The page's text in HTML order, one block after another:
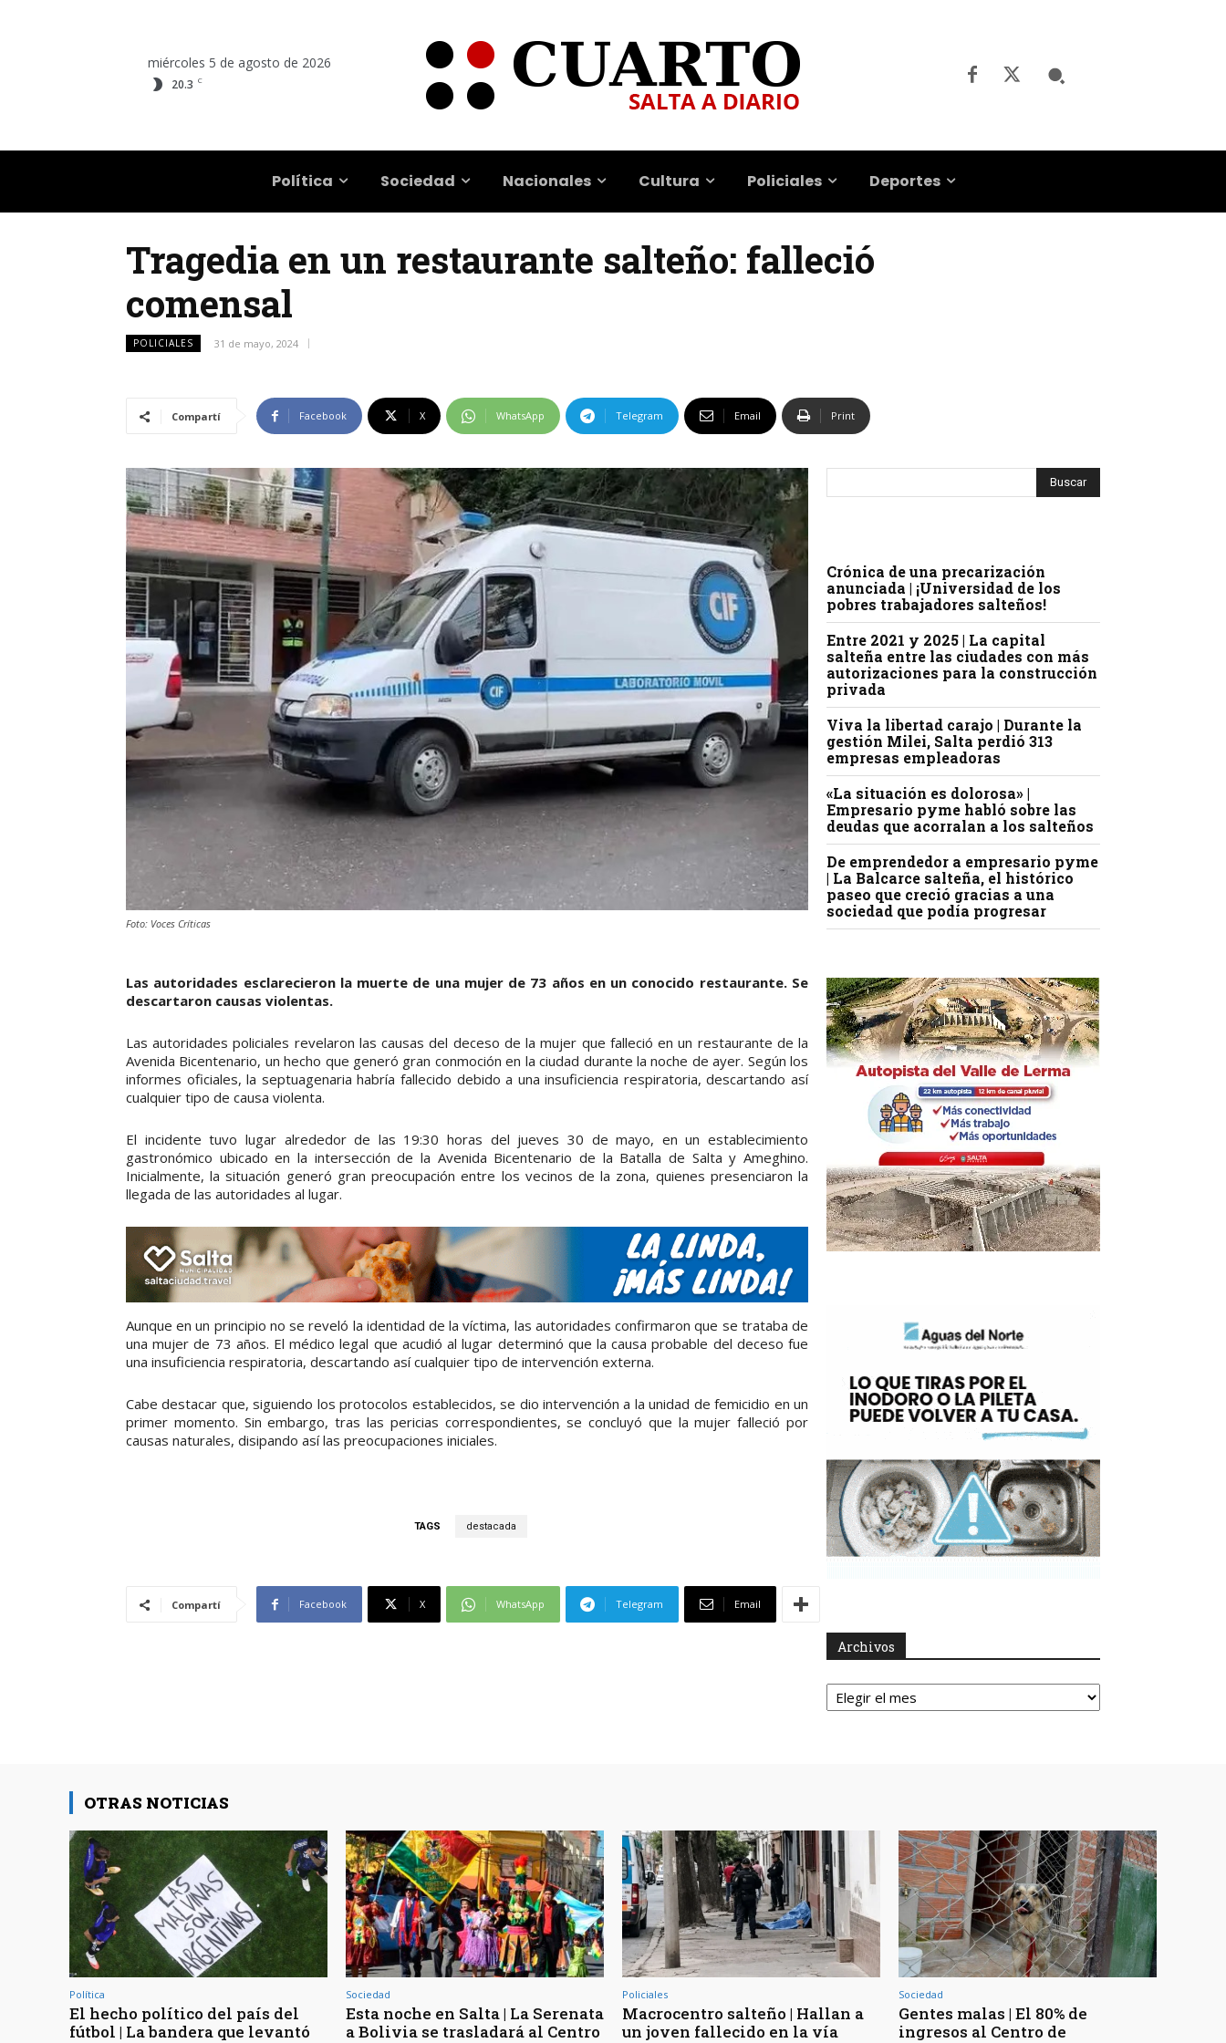
miércoles 5 de agosto de 2026
20.3 C
Política Sociedad Nacionales Cultura Policiales Deportes
Tragedia en un restaurante salteño: falleció
comensal
POLICIALES 31 de mayo, 2024
Compartí Facebook X WhatsApp Telegram Email Print
Foto: Voces Críticas
Las autoridades esclarecieron la muerte de una mujer de 73 años en un conocido restaurante. Se
descartaron causas violentas.
Las autoridades policiales revelaron las causas del deceso de la mujer que falleció en un restaurante de la
Avenida Bicentenario, un hecho que generó gran conmoción en la ciudad durante la noche de ayer. Según los
informes oficiales, la septuagenaria habría fallecido debido a una insuficiencia respiratoria, descartando así
cualquier tipo de causa violenta.
El incidente tuvo lugar alrededor de las 19:30 horas del jueves 30 de mayo, en un establecimiento
gastronómico ubicado en la intersección de la Avenida Bicentenario de la Batalla de Salta y Ameghino.
Inicialmente, la situación generó gran preocupación entre los vecinos de la zona, quienes presenciaron la
llegada de las autoridades al lugar.
Aunque en un principio no se reveló la identidad de la víctima, las autoridades confirmaron que se trataba de
una mujer de 73 años. El médico legal que acudió al lugar determinó que la causa probable del deceso fue
una insuficiencia respiratoria, descartando así cualquier tipo de intervención externa.
Cabe destacar que, siguiendo los protocolos establecidos, se dio intervención a la unidad de femicidio en un
primer momento. Sin embargo, tras las pericias correspondientes, se concluyó que la mujer falleció por
causas naturales, disipando así las preocupaciones iniciales.
TAGS destacada
Compartí Facebook X WhatsApp Telegram Email
Crónica de una precarización
anunciada | ¡Universidad de los
pobres trabajadores salteños!
Entre 2021 y 2025 | La capital
salteña entre las ciudades con más
autorizaciones para la construcción
privada
Viva la libertad carajo | Durante la
gestión Milei, Salta perdió 313
empresas empleadoras
«La situación es dolorosa» |
Empresario pyme habló sobre las
deudas que acorralan a los salteños
De emprendedor a empresario pyme
| La Balcarce salteña, el histórico
paseo que creció gracias a una
sociedad que podía progresar
Archivos
Archivos
OTRAS NOTICIAS
Política
El hecho político del país del
fútbol | La bandera que levantó
Sociedad
Esta noche en Salta | La Serenata
a Bolivia se trasladará al Centro
Policiales
Macrocentro salteño | Hallan a
un joven fallecido en la vía
Sociedad
Gentes malas | El 80% de
ingresos al Centro de